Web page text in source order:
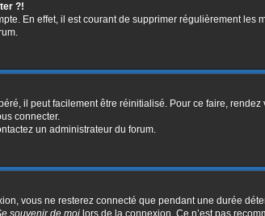
?!
En effet, il est courant de supprimer régulièrement
il peut facilement être réinitialisé. Pour ce faire,
connecter.
un administrateur du forum.
vous ne resterez connecté que pendant une durée
souvenir de moi lors de la connexion. Ce n’est pas